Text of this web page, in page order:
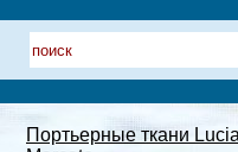
Портьерные ткани